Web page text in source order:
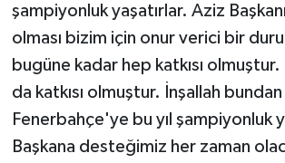
şampiyonluk yaşatırlar. Aziz
olması bizim için onur verici bir
bugüne kadar hep katkısı
da katkısı olmuştur. İnşallah
Fenerbahçe'ye bu yıl şampiyonluk
Başkana desteğimiz her zaman